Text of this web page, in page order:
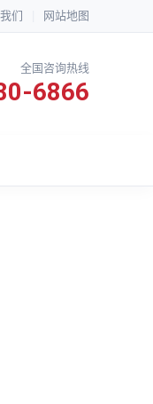
们 网站地图
全国咨询热线
6866